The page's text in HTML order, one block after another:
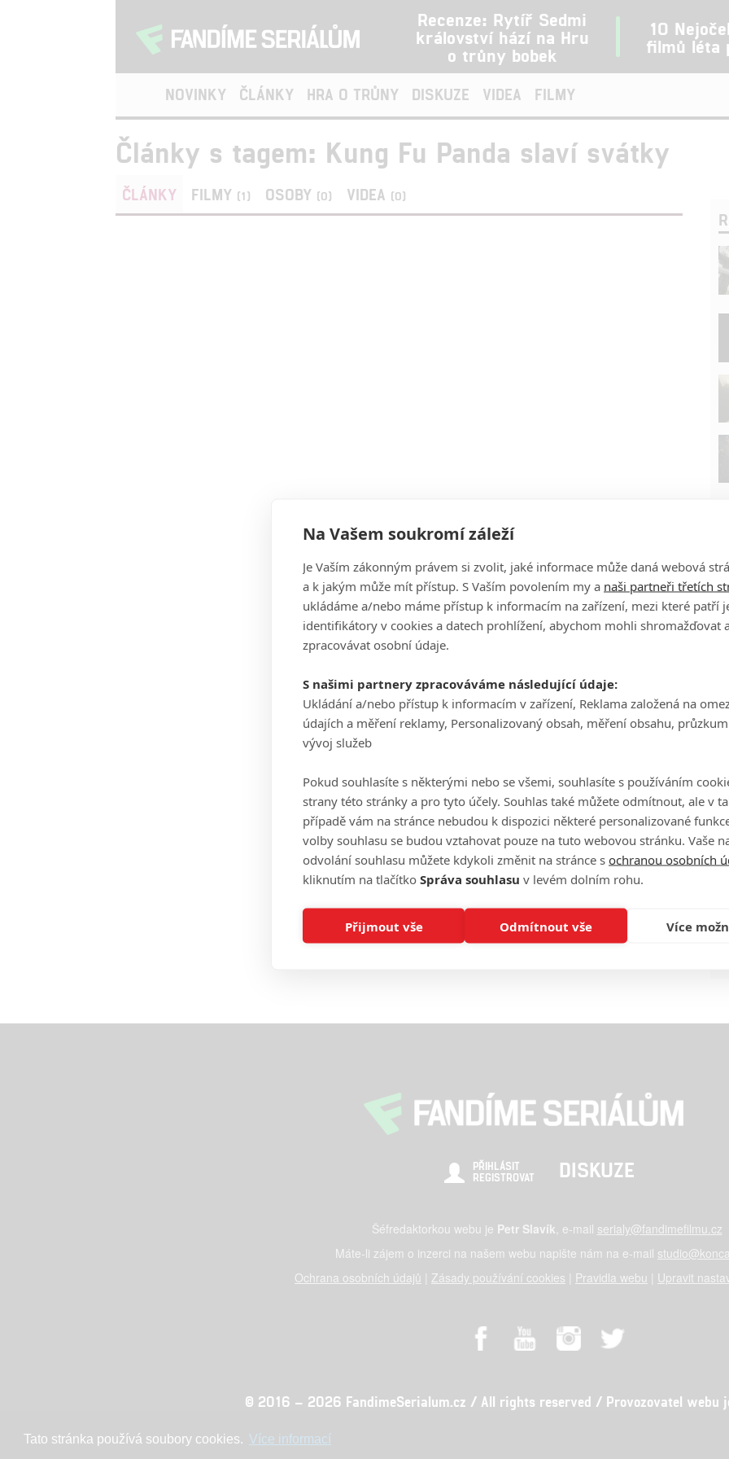
Tato stránka používá soubory cookies. Více informací
Recenze: Rytíř Sedmi
království hází na Hru
o trůny bobek
10
filmů léta
NOVINKY ČLÁNKY HRA O TRŮNY DISKUZE VIDEA FILMY
Články s tagem: Kung Fu Panda slaví svátky
ČLÁNKY FILMY (1) OSOBY (0) VIDEA (0)
PŘIHLÁSIT
REGISTROVAT
DISKUZE
Šéfredaktorkou webu je Petr Slavík, e-mail serialy@fandimefilmu.cz
Máte-li zájem o inzerci na našem webu napište nám na e-mail
Ochrana osobních údajů
Zásady používání cookies Pravidla webu Upravit
© 2016 – 2026 FandimeSerialum.cz / All rights reserved / Provozovatel webu
Na Vašem soukromí záleží
Je Vaším zákonným právem si zvolit, jaké informace může daná webová
a k jakým může mít přístup. S Vaším povolením my a naši partneři třetích
ukládáme a/nebo máme přístup k informacím na zařízení, mezi které patří
identifikátory v cookies a datech prohlížení, abychom mohli shromažďovat
zpracovávat osobní údaje.
S našimi partnery zpracováváme následující údaje:
Ukládání a/nebo přístup k informacím v zařízení, Reklama založená na
údajích a měření reklamy, Personalizovaný obsah, měření obsahu,
vývoj služeb
Pokud souhlasíte s některými nebo se všemi, souhlasíte s používáním
strany této stránky a pro tyto účely. Souhlas také můžete odmítnout, ale v
případě vám na stránce nebudou k dispozici některé personalizované
volby souhlasu se budou vztahovat pouze na tuto webovou stránku. Vaše
odvolání souhlasu můžete kdykoli změnit na stránce s ochranou osobních
kliknutím na tlačítko Správa souhlasu v levém dolním rohu.
Přijmout vše Odmítnout vše Více